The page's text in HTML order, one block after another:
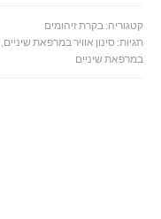
קטגוריה: בקרת זיהומים
תגיות: סינון אוויר במרפאת שיניים,
במרפאת שיניים